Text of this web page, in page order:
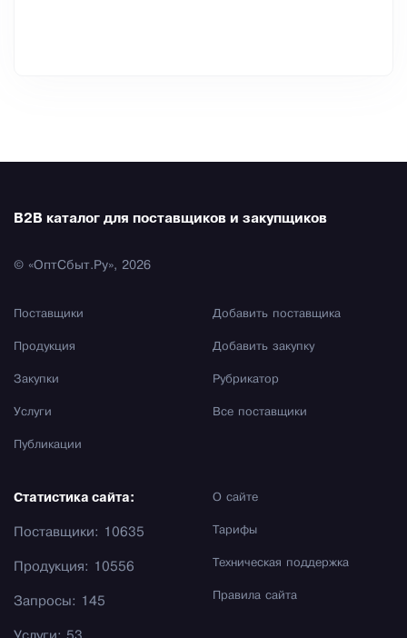
B2B каталог для поставщиков и закупщиков
© «ОптСбыт.Ру», 2026
Поставщики
Продукция
Закупки
Услуги
Публикации
Добавить поставщика
Добавить закупку
Рубрикатор
Все поставщики
О сайте
Тарифы
Техническая поддержка
Правила сайта
Статистика сайта:
Поставщики: 10635
Продукция: 10556
Запросы: 145